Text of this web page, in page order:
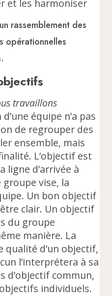
et les harmoniser
rassemblement des
opérationnelles
travaillons
équipe n’a pas
de regrouper des
ensemble, mais
L’objectif est
ligne d’arrivée à
vise, la
Un bon objectif
clair. Un objectif
du groupe
manière. La
qualité d’un objectif,
l’interprétera à sa
d’objectif commun,
individuels.